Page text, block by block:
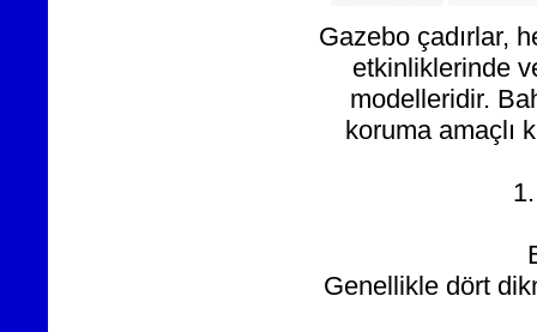
Gazebo çadırlar,
etkinliklerinde
modelleridir.
koruma amaçlı
Genellikle dört